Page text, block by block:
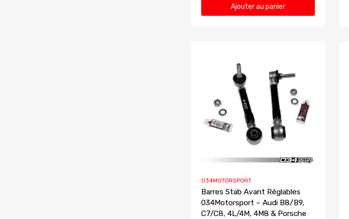
Ajouter au panier
034MOTORSPORT
Barres Stab Avant Réglables
034Motorsport – Audi B8/B9,
C7/C8, 4L/4M, 4M8 & Porsche